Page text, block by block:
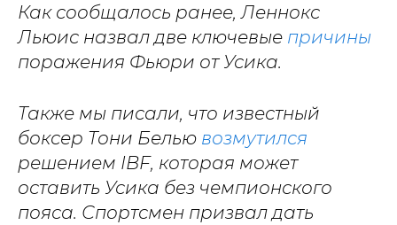
Как сообщалось ранее, Леннокс
Льюис назвал две ключевые причины
поражения Фьюри от Усика.
Также мы писали, что известный
боксер Тони Белью возмутился
решением IBF, которая может
оставить Усика без чемпионского
пояса. Спортсмен призвал дать